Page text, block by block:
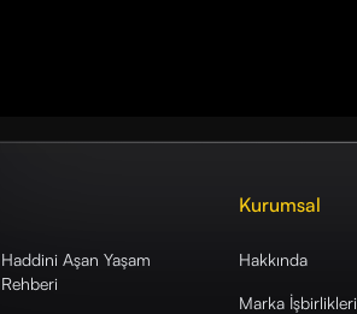
Haddini Aşan Yaşam
Rehberi
Kurumsal
Hakkında
Marka İşbirlikleri